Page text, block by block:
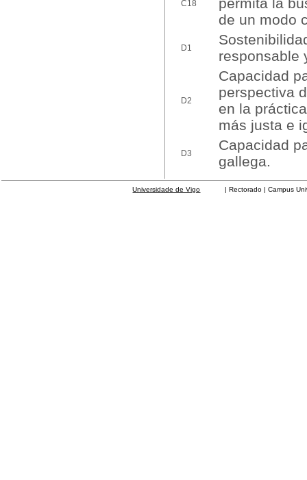
C18
de un modo
D1
responsable
D2
Capacidad
perspectiva
en la
más justa e
D3
Capacidad
gallega.
Universidade de Vigo | Rectorado | Campus